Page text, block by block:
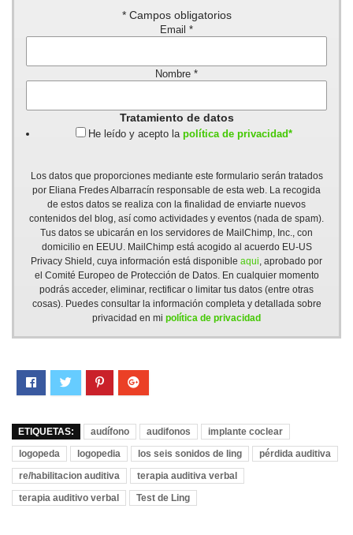
*Campos obligatorios
Email *
Nombre *
Tratamiento de datos
He leído y acepto la política de privacidad*
Los datos que proporciones mediante este formulario serán tratados
por Eliana Fredes Albarracín responsable de esta web. La recogida
de estos datos se realiza con la finalidad de enviarte nuevos
contenidos del blog, así como actividades y eventos (nada de spam).
Tus datos se ubicarán en los servidores de MailChimp, Inc., con
domicilio en EEUU. MailChimp está acogido al acuerdo EU-US
Privacy Shield, cuya información está disponible aqui, aprobado por
el Comité Europeo de Protección de Datos. En cualquier momento
podrás acceder, eliminar, rectificar o limitar tus datos (entre otras
cosas). Puedes consultar la información completa y detallada sobre
privacidad en mi política de privacidad
ETIQUETAS: audífono audifonos
implante coclear
logopeda
logopedia los seis sonidos de ling
pérdida auditiva
re/habilitacion auditiva
terapia auditiva verbal
terapia auditivo verbal
Test de Ling